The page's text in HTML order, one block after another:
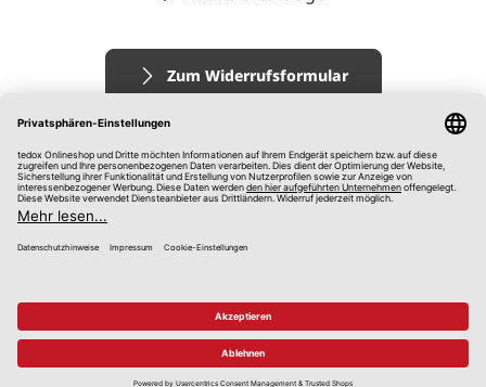
Zum Widerrufsformular
© 2026 tedox KG
Impressum
AGB
Datenschutz
Hinweisgebersystem